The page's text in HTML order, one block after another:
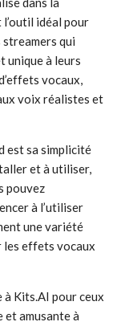
l’outil idéal pour
streamers qui
unique à leurs
vocaux,
voix réalistes et
est sa simplicité
et à utiliser,
pouvez
à l’utiliser
une variété
les effets vocaux
Kits.AI pour ceux
amusante à